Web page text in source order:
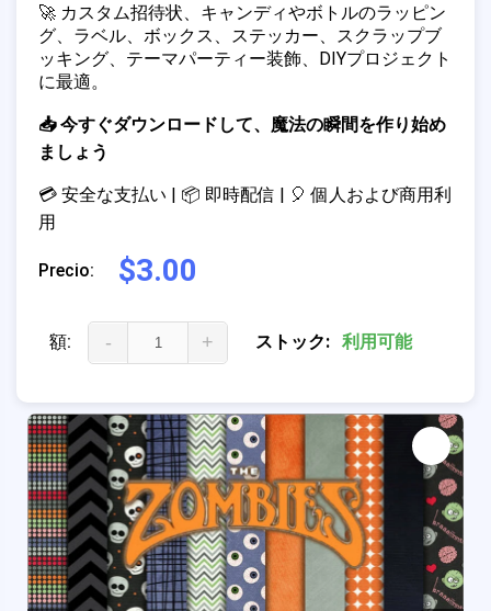
🚀 カスタム招待状、キャンディやボトルのラッピン
グ、ラベル、ボックス、ステッカー、スクラップブ
ッキング、テーマパーティー装飾、DIYプロジェクト
に最適。
📥 今すぐダウンロードして、魔法の瞬間を作り始め
ましょう
💳 安全な支払い | 📦 即時配信 | 🎈 個人および商用利
用
Precio: $3.00
額: - + ストック: 利用可能